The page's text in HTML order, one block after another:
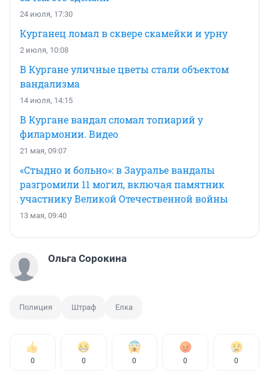
24 июля, 17:30
Курганец ломал в сквере скамейки и урну
2 июля, 10:08
В Кургане уличные цветы стали объектом
вандализма
14 июля, 14:15
В Кургане вандал сломал топиарий у
филармонии. Видео
21 мая, 09:07
«Стыдно и больно»: в Зауралье вандалы
разгромили 11 могил, включая памятник
участнику Великой Отечественной войны
13 мая, 09:40
Ольга Сорокина
Полиция Штраф Елка
0 0 0 0 0